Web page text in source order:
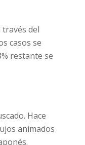
del
casos se
restante se
Hace
animados